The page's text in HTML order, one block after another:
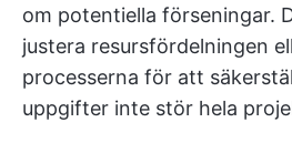
om potentiella förseningar.
justera resursfördelningen
processerna för att
uppgifter inte stör hela